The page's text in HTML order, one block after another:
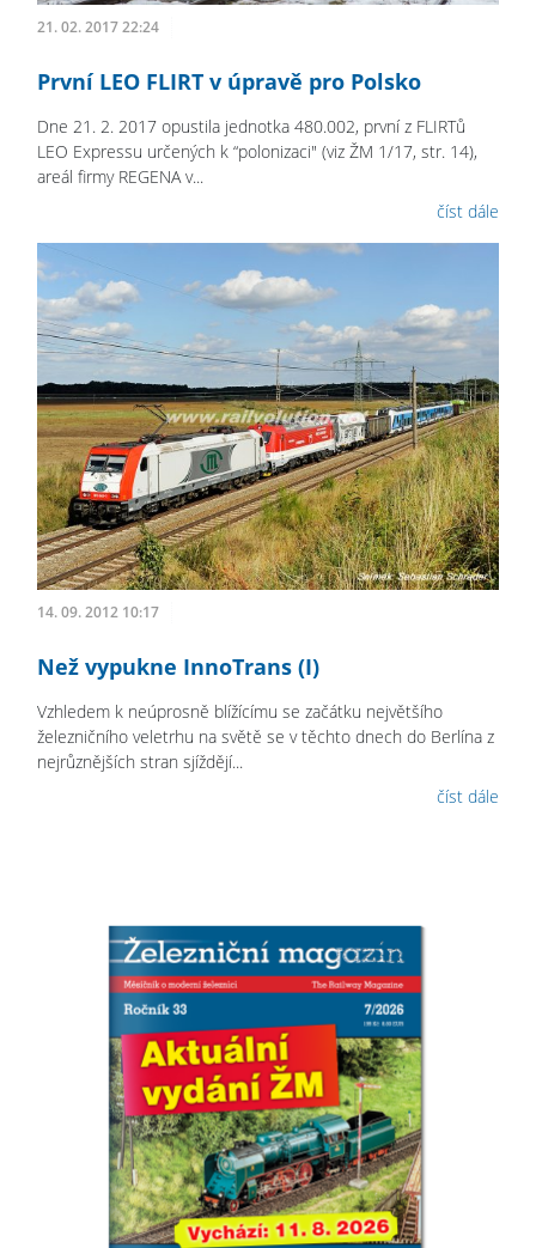
21. 02. 2017 22:24
První LEO FLIRT v úpravě pro Polsko
Dne 21. 2. 2017 opustila jednotka 480.002, první z FLIRTů
LEO Expressu určených k “polonizaci" (viz ŽM 1/17, str. 14),
areál firmy REGENA v...
číst dále
14. 09. 2012 10:17
Než vypukne InnoTrans (I)
Vzhledem k neúprosně blížícímu se začátku největšího
železničního veletrhu na světě se v těchto dnech do Berlína z
nejrůznějších stran sjíždějí...
číst dále